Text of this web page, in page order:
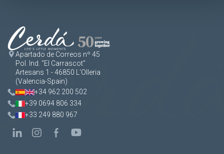
Apartado de Correos nº 45
Pol. Ind. "El Carrascot"
Artesans 1 - 46850 L'Olleria
(Valencia-Spain)
+34 962 200 502
+39 0694 806 334
+33 249 880 967